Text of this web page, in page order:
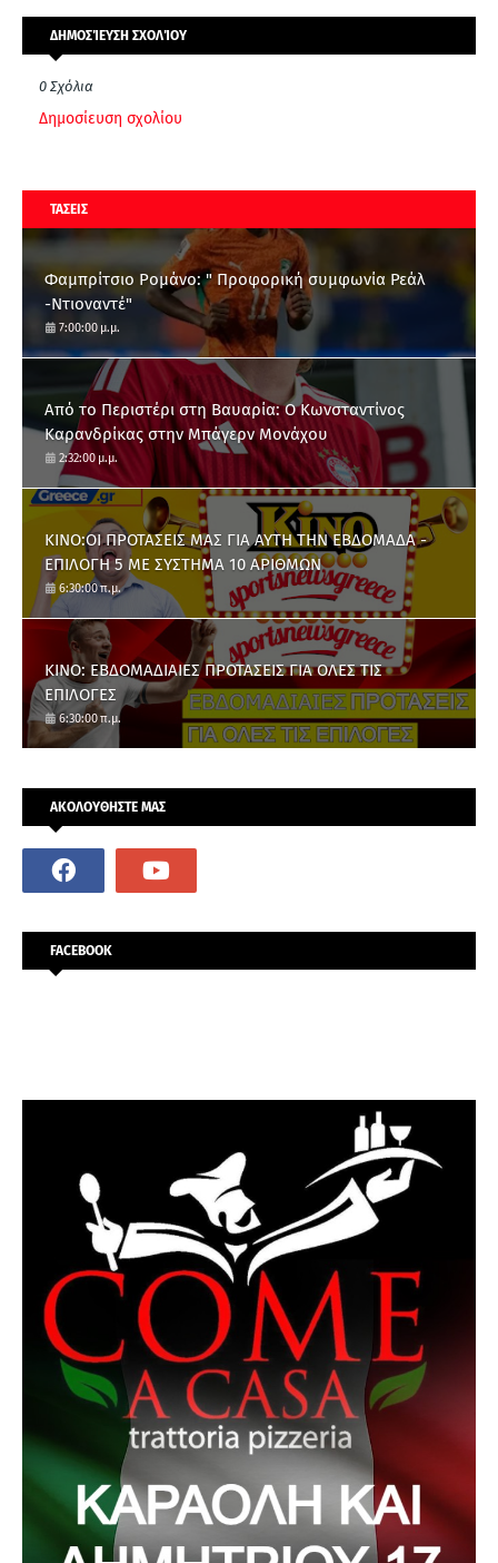
ΔΗΜΟΣΊΕΥΣΗ ΣΧΟΛΊΟΥ
0 Σχόλια
Δημοσίευση σχολίου
ΤΑΣΕΙΣ
Φαμπρίτσιο Ρομάνο: " Προφορική συμφωνία Ρεάλ
-Ντιοναντέ"
7:00:00 μ.μ.
Από το Περιστέρι στη Βαυαρία: O Κωνσταντίνος
Καρανδρίκας στην Μπάγερν Μονάχου
2:32:00 μ.μ.
ΚΙΝΟ:ΟΙ ΠΡΟΤΑΣΕΙΣ ΜΑΣ ΓΙΑ ΑΥΤΗ ΤΗΝ ΕΒΔΟΜΑΔΑ -
ΕΠΙΛΟΓΗ 5 ΜΕ ΣΥΣΤΗΜΑ 10 ΑΡΙΘΜΩΝ
6:30:00 π.μ.
ΚΙΝΟ: ΕΒΔΟΜΑΔΙΑΙΕΣ ΠΡΟΤΑΣΕΙΣ ΓΙΑ ΟΛΕΣ ΤΙΣ
ΕΠΙΛΟΓΕΣ
6:30:00 π.μ.
ΑΚΟΛΟΥΘΗΣΤΕ ΜΑΣ
FACEBOOK